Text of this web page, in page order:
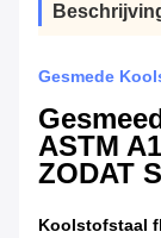
Gesmede
ASTM
ZODAT
Koolstofstaal